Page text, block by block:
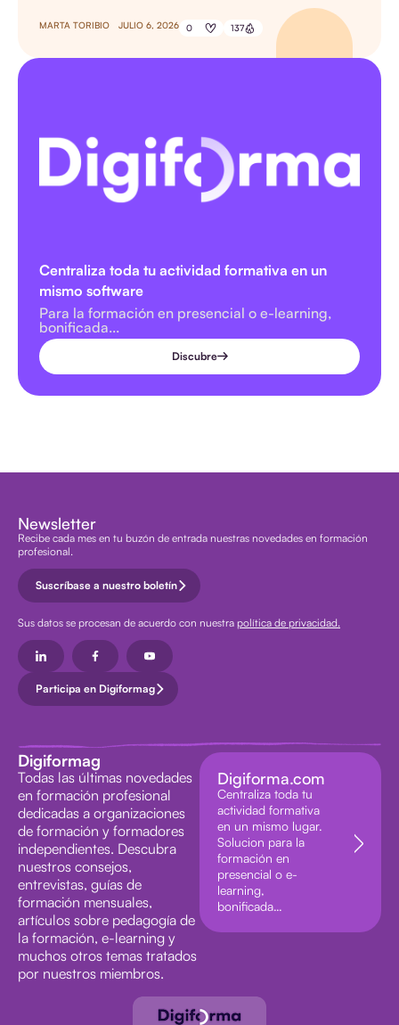
MARTA TORIBIO JULIO 6, 2026 0 137
Centraliza toda tu actividad formativa en un
mismo software
Para la formación en presencial o e-learning,
bonificada...
Discubre
Newsletter
Recibe cada mes en tu buzón de entrada nuestras novedades en formación
profesional.
Suscríbase a nuestro boletín
Sus datos se procesan de acuerdo con nuestra política de privacidad.
Participa en Digiformag
Digiformag
Todas las últimas novedades
en formación profesional
dedicadas a organizaciones
de formación y formadores
independientes. Descubra
nuestros consejos,
entrevistas, guías de
formación mensuales,
artículos sobre pedagogía de
la formación, e-learning y
muchos otros temas tratados
por nuestros miembros.
Digiforma.com
Centraliza toda tu
actividad formativa
en un mismo lugar.
Solucion para la
formación en
presencial o e-
learning,
bonificada…